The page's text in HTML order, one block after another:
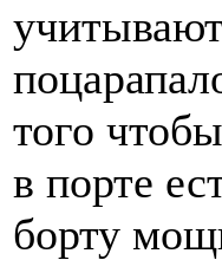
того
в порте
борту